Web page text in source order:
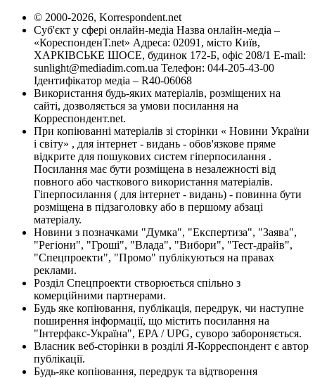
© 2000-2026, Korrespondent.net
Суб'єкт у сфері онлайн-медіа Назва онлайн-медіа –
«КореспонденТ.net» Адреса: 02091, місто Київ,
ХАРКІВСЬКЕ ШОСЕ, будинок 172-Б, офіс 208/1 E-mail:
sunlight@mediadim.com.ua Телефон: 044-205-43-00
Ідентифікатор медіа – R40-06068
Використання будь-яких матеріалів, розміщених на
сайті, дозволяється за умови посилання на
Корреспондент.net.
При копіюванні матеріалів зі сторінки « Новини України
і світу» , для інтернет - видань - обов'язкове пряме
відкрите для пошукових систем гіперпосилання .
Посилання має бути розміщена в незалежності від
повного або часткового використання матеріалів.
Гіперпосилання ( для інтернет - видань) - повинна бути
розміщена в підзаголовку або в першому абзаці
матеріалу.
Новини з позначками "Думка", "Експертиза", "Заява",
"Регіони", "Гроші", "Влада", "Вибори", "Тест-драйв",
"Спецпроекти", "Промо" публікуються на правах
реклами.
Розділ Спецпроекти створюється спільно з
комерційними партнерами.
Будь яке копіювання, публікація, передрук, чи наступне
поширення інформації, що містить посилання на
"Інтерфакс-Україна", EPA / UPG, суворо забороняється.
Власник веб-сторінки в розділі Я-Корреспондент є автор
публікації.
Будь-яке копіювання, передрук та відтворення